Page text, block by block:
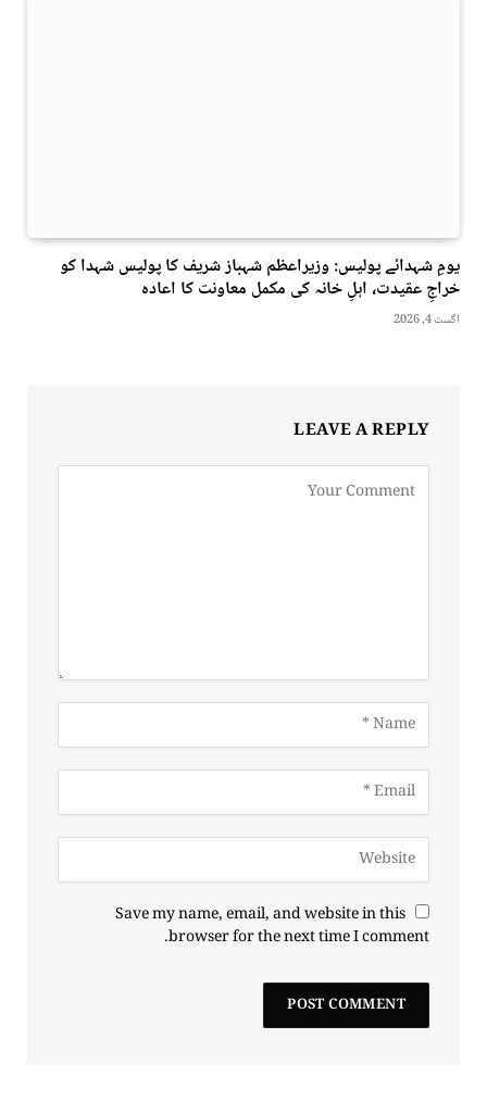
یومِ شہدائے پولیس: وزیراعظم شہباز شریف کا پولیس شہدا کو
خراجِ عقیدت، اہلِ خانہ کی مکمل معاونت کا اعادہ
اگست 4, 2026
LEAVE A REPLY
Save my name, email, and website in this
browser for the next time I comment.